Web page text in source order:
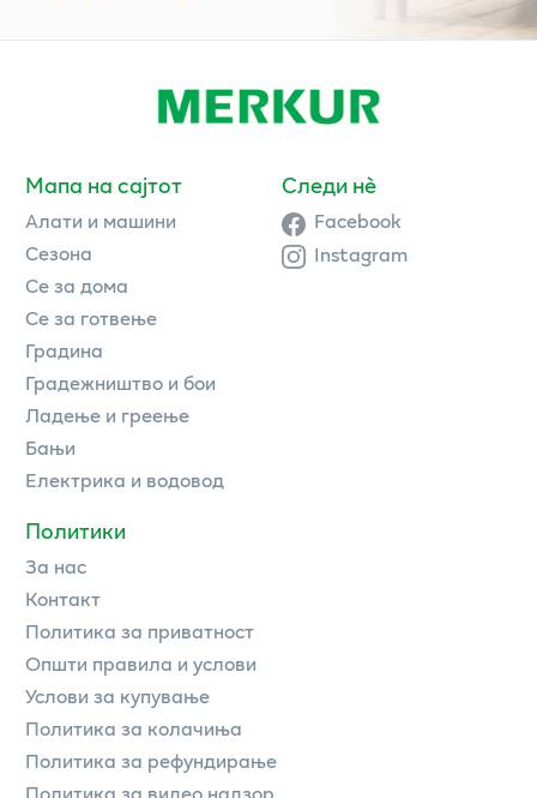
Мапа на сајтот
Алати и машини
Сезона
Се за дома
Се за готвење
Градина
Градежништво и бои
Ладење и греење
Бањи
Електрика и водовод
Политики
За нас
Контакт
Политика за приватност
Општи правила и услови
Услови за купување
Политика за колачиња
Политика за рефундирање
Следи нè
Facebook
Instagram